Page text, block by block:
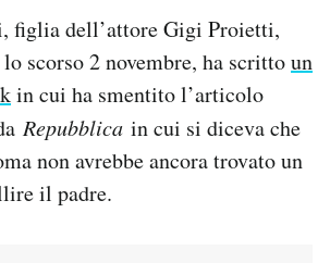
figlia dell’attore Gigi Proietti,
scorso 2 novembre, ha scrittoun
in cui ha smentito l’articolo
Repubblica in cui si diceva che
non avrebbe ancora trovato un
il padre.